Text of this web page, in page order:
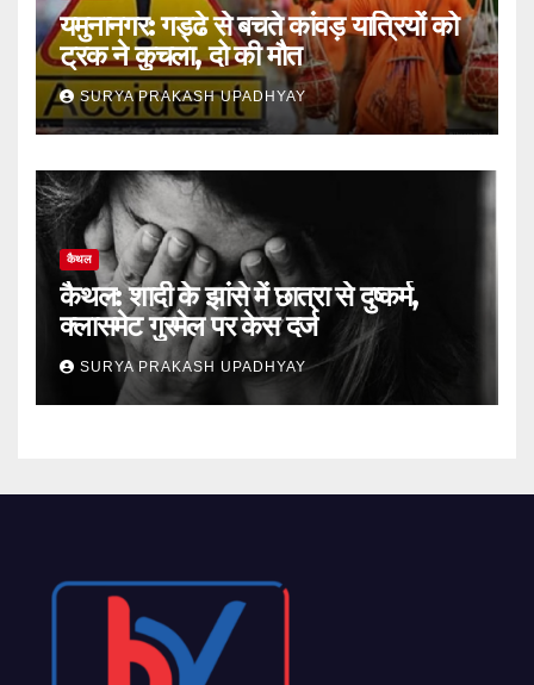
यमुनानगर: गड्ढे से बचते कांवड़ यात्रियों को
ट्रक ने कुचला, दो की मौत
SURYA PRAKASH UPADHYAY
कैथल
कैथल: शादी के झांसे में छात्रा से दुष्कर्म,
क्लासमेट गुरमेल पर केस दर्ज
SURYA PRAKASH UPADHYAY